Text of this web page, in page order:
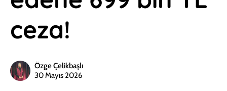
ceza!
Özge Çelikbaşlı
30 Mayıs 2026